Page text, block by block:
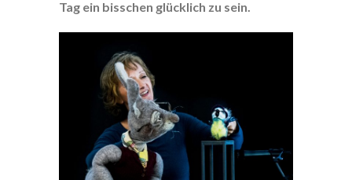
Tag ein bisschen glücklich zu sein.